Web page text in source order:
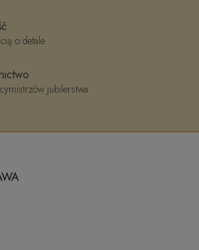
o detale
jubilerstwa